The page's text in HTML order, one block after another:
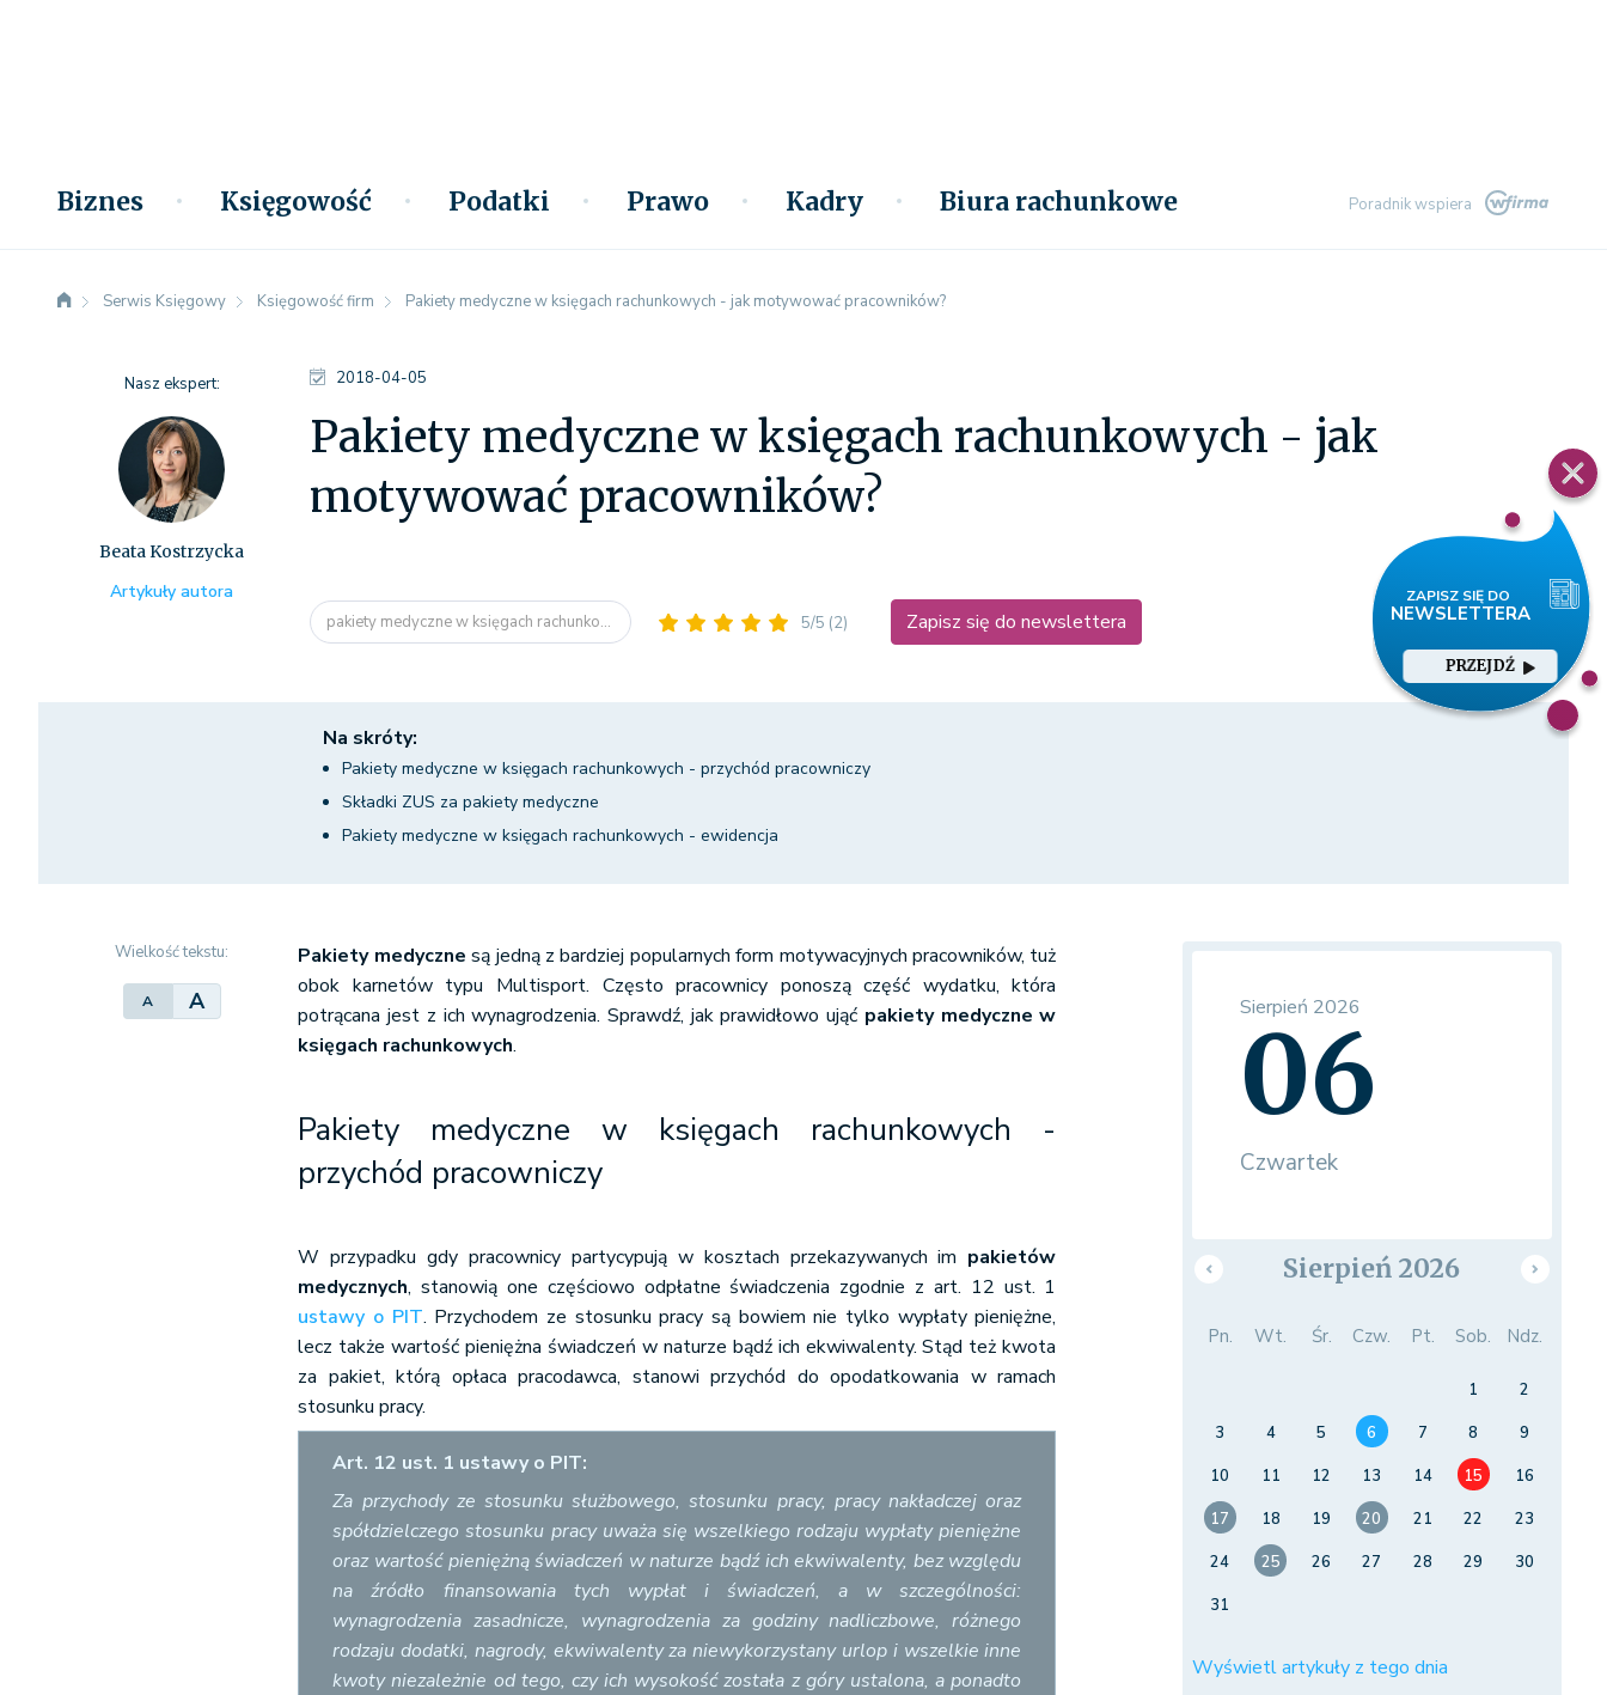
Biznes Księgowość Podatki Prawo Kadry Biura rachunkowe Poradnik wspiera
PRZEJDŹ
Serwis Księgowy Księgowość firm Pakiety medyczne w księgach rachunkowych - jak motywować pracowników?
2018-04-05
Pakiety medyczne w księgach rachunkowych - jak
motywować pracowników?
pakiety medyczne w księgach rachunko... 5/5 (2) Zapisz się do newslettera
Nasz ekspert:
Beata Kostrzycka
Artykuły autora
Na skróty:
Pakiety medyczne w księgach rachunkowych - przychód pracowniczy
Składki ZUS za pakiety medyczne
Pakiety medyczne w księgach rachunkowych - ewidencja
Wielkość tekstu:
A A
Pakiety medyczne są jedną z bardziej popularnych form motywacyjnych pracowników, tuż
obok karnetów typu Multisport. Często pracownicy ponoszą część wydatku, która
potrącana jest z ich wynagrodzenia. Sprawdź, jak prawidłowo ująć pakiety medyczne w
księgach rachunkowych.
Pakiety medyczne w księgach rachunkowych -
przychód pracowniczy
W przypadku gdy pracownicy partycypują w kosztach przekazywanych im pakietów
medycznych, stanowią one częściowo odpłatne świadczenia zgodnie z art. 12 ust. 1
ustawy o PIT. Przychodem ze stosunku pracy są bowiem nie tylko wypłaty pieniężne,
lecz także wartość pieniężna świadczeń w naturze bądź ich ekwiwalenty. Stąd też kwota
za pakiet, którą opłaca pracodawca, stanowi przychód do opodatkowania w ramach
stosunku pracy.
Art. 12 ust. 1 ustawy o PIT:
Za przychody ze stosunku służbowego, stosunku pracy, pracy nakładczej oraz
spółdzielczego stosunku pracy uważa się wszelkiego rodzaju wypłaty pieniężne
oraz wartość pieniężną świadczeń w naturze bądź ich ekwiwalenty, bez względu
na źródło finansowania tych wypłat i świadczeń, a w szczególności:
wynagrodzenia zasadnicze, wynagrodzenia za godziny nadliczbowe, różnego
rodzaju dodatki, nagrody, ekwiwalenty za niewykorzystany urlop i wszelkie inne
kwoty niezależnie od tego, czy ich wysokość została z góry ustalona, a ponadto
Sierpień 2026
06
Czwartek
Sierpień 2026
Pn. Wt. Śr. Czw. Pt. Sob. Ndz.
1
2
3
4 5 6 7 8
9
10
11 12 13 14 15
16
17
18 19 20 21 22
23
24
25 26 27 28 29
30
31
Wyświetl artykuły z tego dnia